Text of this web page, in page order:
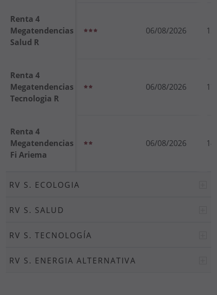
Renta 4
Megatendencias
Salud R
06/08/2026
Renta 4
Megatendencias
Tecnologia R
06/08/2026
Renta 4
Megatendencias
Fi Ariema
06/08/2026
RV S. ECOLOGIA
RV S. SALUD
RV S. TECNOLOGÍA
RV S. ENERGIA ALTERNATIVA